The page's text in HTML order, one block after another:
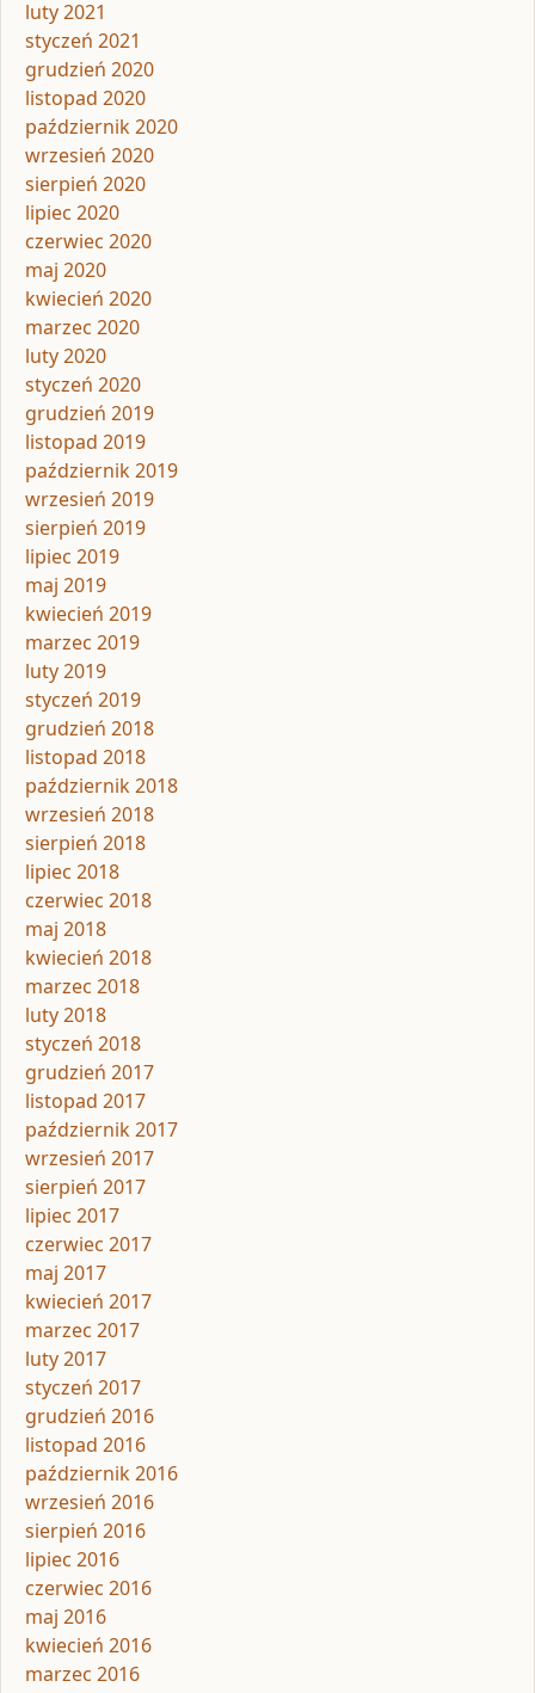
luty 2021
styczeń 2021
grudzień 2020
listopad 2020
październik 2020
wrzesień 2020
sierpień 2020
lipiec 2020
czerwiec 2020
maj 2020
kwiecień 2020
marzec 2020
luty 2020
styczeń 2020
grudzień 2019
listopad 2019
październik 2019
wrzesień 2019
sierpień 2019
lipiec 2019
maj 2019
kwiecień 2019
marzec 2019
luty 2019
styczeń 2019
grudzień 2018
listopad 2018
październik 2018
wrzesień 2018
sierpień 2018
lipiec 2018
czerwiec 2018
maj 2018
kwiecień 2018
marzec 2018
luty 2018
styczeń 2018
grudzień 2017
listopad 2017
październik 2017
wrzesień 2017
sierpień 2017
lipiec 2017
czerwiec 2017
maj 2017
kwiecień 2017
marzec 2017
luty 2017
styczeń 2017
grudzień 2016
listopad 2016
październik 2016
wrzesień 2016
sierpień 2016
lipiec 2016
czerwiec 2016
maj 2016
kwiecień 2016
marzec 2016